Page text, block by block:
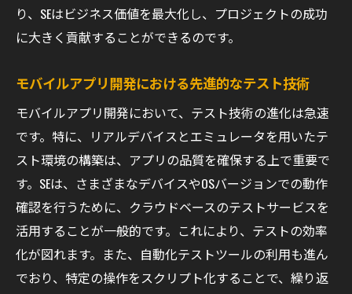
境界値分析とテストケース設計
ユーザーストーリーに基づくテストケース
相互作用テストケースの設計法
テスト技術の未来像とSEが今から準備すべきこ
と
AIと機械学習が変えるテストの未来
5G時代のテスト技術動向
ブロックチェーンのテスト課題と解決策
量子コンピューティングとテスト技術
り、SEはビジネス価値を最大化し、プロジェクトの成功
に大きく貢献することができるのです。
モバイルアプリ開発における先進的なテスト技術
モバイルアプリ開発において、テスト技術の進化は急速
です。特に、リアルデバイスとエミュレータを用いたテ
スト環境の構築は、アプリの品質を確保する上で重要で
す。SEは、さまざまなデバイスやOSバージョンでの動作
確認を行うために、クラウドベースのテストサービスを
活用することが一般的です。これにより、テストの効率
化が図れます。また、自動化テストツールの利用も進ん
でおり、特定の操作をスクリプト化することで、繰り返